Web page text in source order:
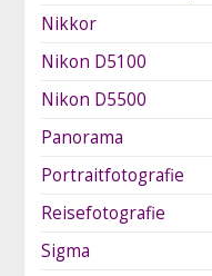
Nikkor
Nikon D5100
Nikon D5500
Panorama
Portraitfotografie
Reisefotografie
Sigma